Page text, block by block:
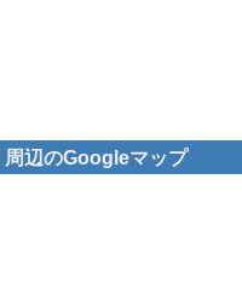
周辺のGoogleマップ